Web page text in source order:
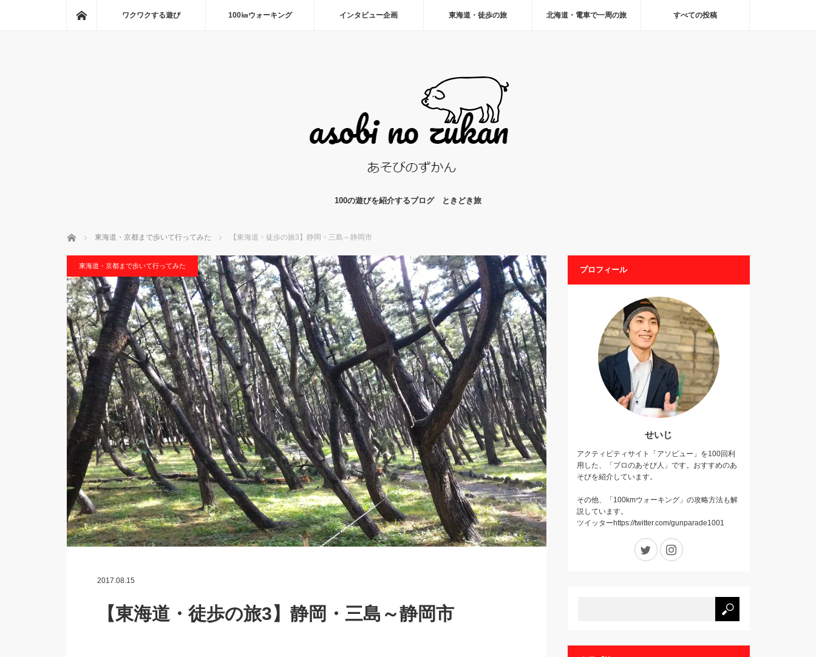
ホームワクワクする遊び 100㎞ウォーキング インタビュー企画 東海道・徒歩の旅 北海道・電車で一周の旅 すべての投稿
100の遊びを紹介するブログ ときどき旅
ホーム 東海道・京都まで歩いて行ってみた 【東海道・徒歩の旅3】静岡・三島～静岡市
東海道・京都まで歩いて行ってみた
2017.08.15
【東海道・徒歩の旅3】静岡・三島～静岡市
プロフィール
せいじ
アクティビティサイト「アソビュー」を100回利
用した、「プロのあそび人」です。おすすめのあ
そびを紹介しています。
その他、「100kmウォーキング」の攻略方法も解
説しています。
ツイッターhttps://twitter.com/gunparade1001
Twitter